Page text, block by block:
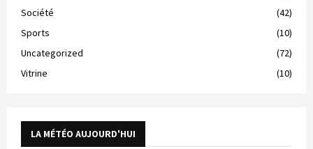
Société
(42)
Sports
(10)
Uncategorized
(72)
Vitrine
(10)
LA MÉTÉO AUJOURD'HUI